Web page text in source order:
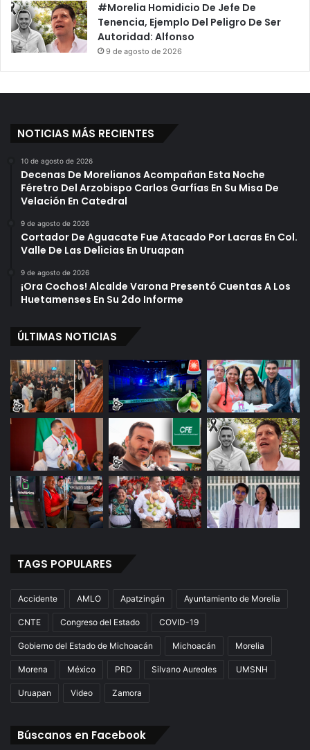
#Morelia Homidicio De Jefe De
Tenencia, Ejemplo Del Peligro De Ser
Autoridad: Alfonso
9 de agosto de 2026
NOTICIAS MÁS RECIENTES
10 de agosto de 2026
Decenas De Morelianos Acompañan Esta Noche
Féretro Del Arzobispo Carlos Garfías En Su Misa De
Velación En Catedral
9 de agosto de 2026
Cortador De Aguacate Fue Atacado Por Lacras En Col.
Valle De Las Delicias En Uruapan
9 de agosto de 2026
¡Ora Cochos! Alcalde Varona Presentó Cuentas A Los
Huetamenses En Su 2do Informe
ÚLTIMAS NOTICIAS
TAGS POPULARES
Accidente AMLO Apatzingán Ayuntamiento de Morelia
CNTE Congreso del Estado COVID-19
Gobierno del Estado de Michoacán Michoacán Morelia
Morena México PRD Silvano Aureoles UMSNH
Uruapan Video Zamora
Búscanos en Facebook